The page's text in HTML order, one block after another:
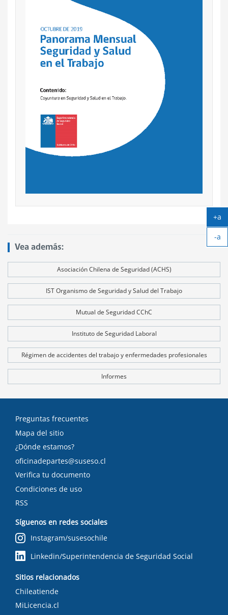
Vea además:
Asociación Chilena de Seguridad (ACHS)
IST Organismo de Seguridad y Salud del Trabajo
Mutual de Seguridad CChC
Instituto de Seguridad Laboral
Régimen de accidentes del trabajo y enfermedades profesionales
Informes
Preguntas frecuentes
Mapa del sitio
¿Dónde estamos?
oficinadepartes@suseso.cl
Verifica tu documento
Condiciones de uso
RSS
Síguenos en redes sociales
Instagram/susesochile
Linkedin/Superintendencia de Seguridad Social
Sitios relacionados
Chileatiende
MiLicencia.cl
+a
-a